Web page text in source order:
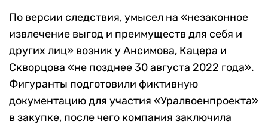
По версии следствия, умысел на «незаконное
извлечение выгод и преимуществ для себя и
других лиц» возник у Ансимова, Кацера и
Скворцова «не позднее 30 августа 2022 года».
Фигуранты подготовили фиктивную
документацию для участия «Уралвоенпроекта»
в закупке, после чего компания заключила